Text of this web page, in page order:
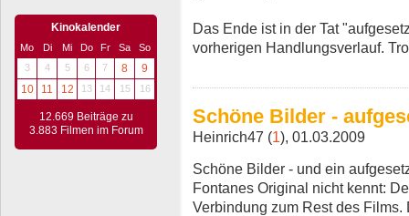
Kinokalender
Mo Di Mi Do Fr Sa
So
3
4 5 6 7 8
9
10
11 12 13 14 15 16
12.669 Beiträge zu
3.883 Filmen im Forum
Das Ende ist in der Tat
vorherigen Handlungsverlauf.
Schöne Bilder -
Heinrich47 (1), 01.03.2009
Schöne Bilder - und ein
Fontanes Original nicht kennt:
Verbindung zum Rest des